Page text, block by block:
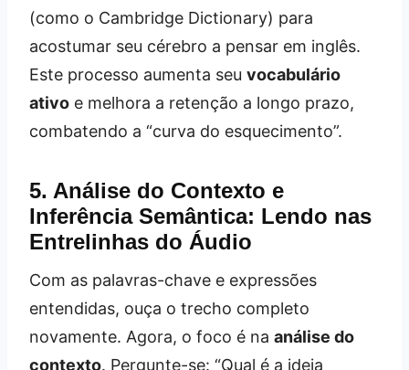
(como o Cambridge Dictionary) para
acostumar seu cérebro a pensar em inglês.
Este processo aumenta seu vocabulário
ativo e melhora a retenção a longo prazo,
combatendo a “curva do esquecimento”.
5. Análise do Contexto e
Inferência Semântica: Lendo nas
Entrelinhas do Áudio
Com as palavras-chave e expressões
entendidas, ouça o trecho completo
novamente. Agora, o foco é na análise do
contexto. Pergunte-se: “Qual é a ideia